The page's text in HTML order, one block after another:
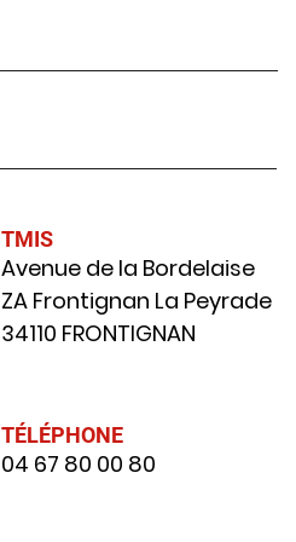
TMIS
Avenue de la Bordelaise
ZA Frontignan La Peyrade
34110 FRONTIGNAN
TÉLÉPHONE
04 67 80 00 80